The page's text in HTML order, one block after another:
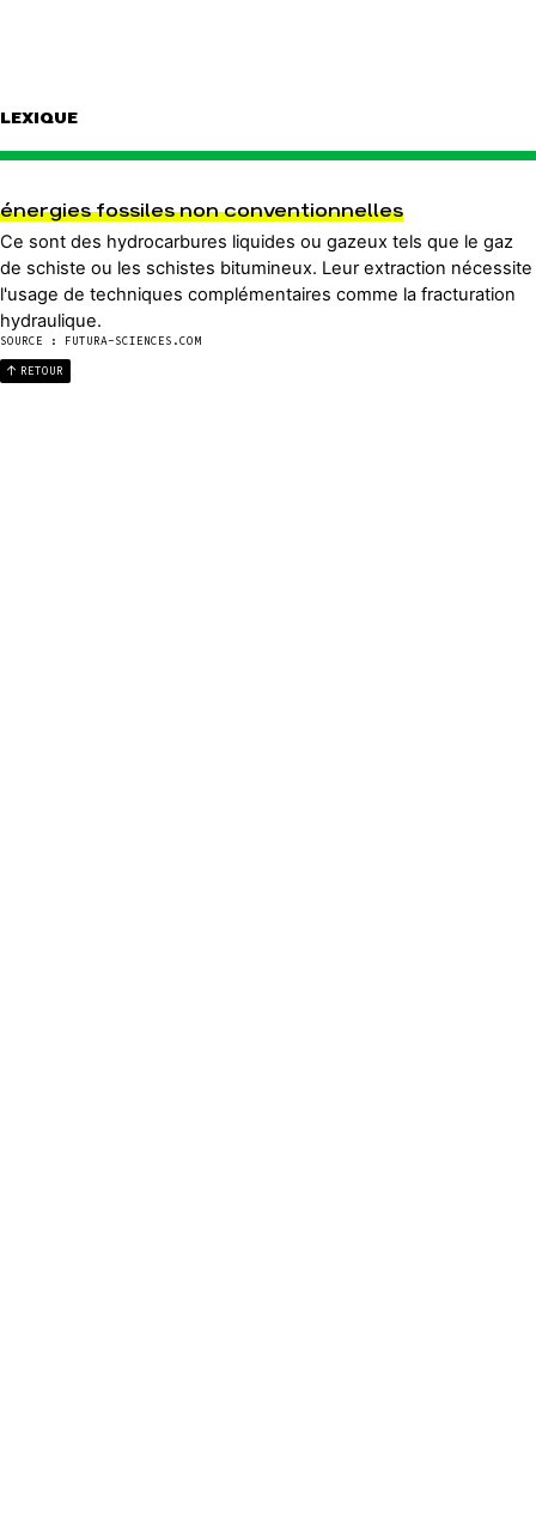
LEXIQUE
énergies fossiles non conventionnelles
Ce sont des hydrocarbures liquides ou gazeux tels que le gaz
de schiste ou les schistes bitumineux. Leur extraction nécessite
l'usage de techniques complémentaires comme la fracturation
hydraulique.
SOURCE : FUTURA-SCIENCES.COM
RETOUR